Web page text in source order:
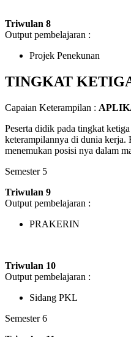
Triwulan 8
Output pembelajaran :
Projek Penekunan
TINGKAT
Capaian Keterampilan :
Peserta didik pada tingkat
keterampilannya di dunia kerja.
menemukan posisi nya dalam
Semester 5
Triwulan 9
Output pembelajaran :
PRAKERIN
Triwulan 10
Output pembelajaran :
Sidang PKL
Semester 6